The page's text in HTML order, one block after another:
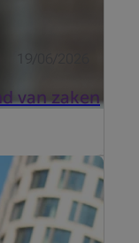
van zaken
die rond
Smart
De Buyser,